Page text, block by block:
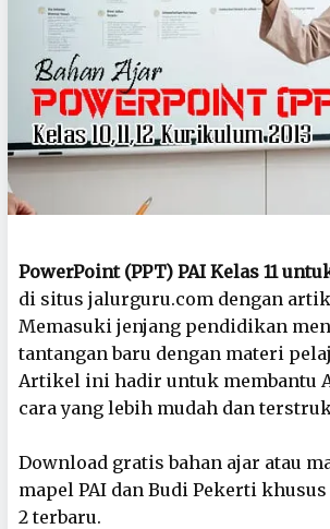
PowerPoint (PPT) PAI Kelas 11
di situs jalurguru.com dengan
Memasuki jenjang pendidikan
tantangan baru dengan materi
Artikel ini hadir untuk membantu
cara yang lebih mudah dan
Download gratis bahan ajar atau
mapel PAI dan Budi Pekerti
2 terbaru.